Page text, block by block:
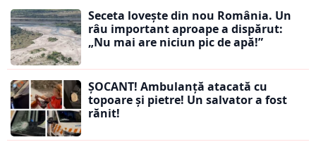
Seceta lovește din nou România. Un
râu important aproape a dispărut:
„Nu mai are niciun pic de apă!”
ȘOCANT! Ambulanță atacată cu
topoare și pietre! Un salvator a fost
rănit!